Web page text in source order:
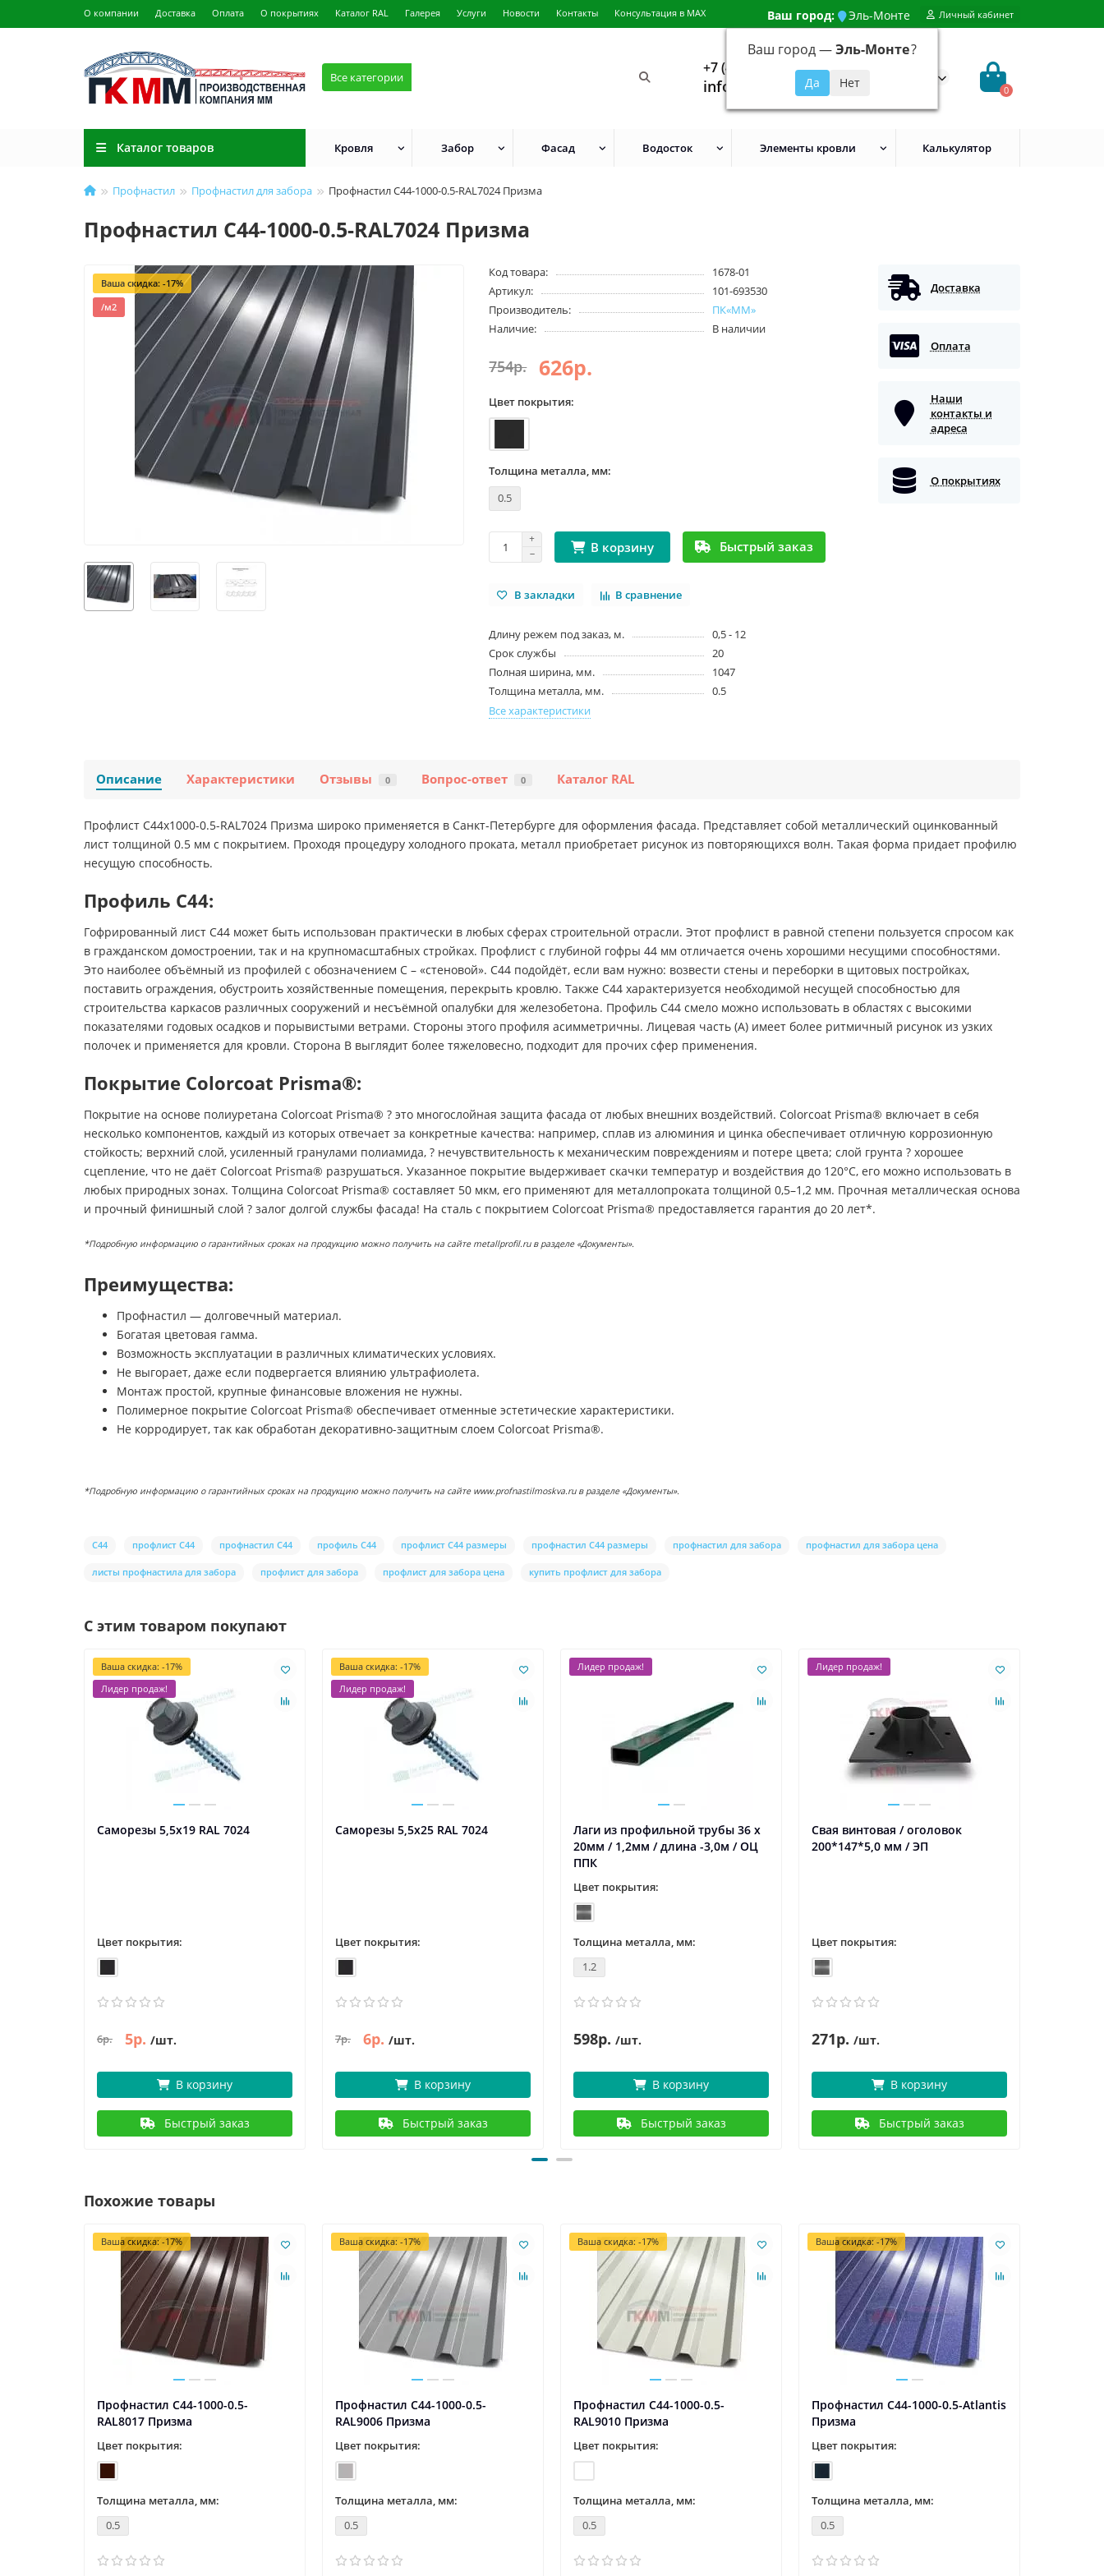
О компании Доставка Оплата О покрытиях Каталог RAL Галерея Услуги Новости Контакты Консультация в MAX Ваш город: Эль-Монте
Ваш город —Эль-Монте?
Личный кабинет
Все категории
+7 (499) 648-92-94
info@evroshtaketnikmoskva.ru 0
Каталог товаров Кровля Забор Фасад Водосток Элементы кровли Калькулятор
Профнастил Профнастил для забора Профнастил С44-1000-0.5-RAL7024 Призма
Профнастил С44-1000-0.5-RAL7024 Призма
Ваша скидка: -17%
/м2
Код товара:
1678-01
Артикул:
101-693530
Производитель:
ПК«ММ»
Наличие:
В наличии
754р. 626р.
Цвет покрытия:
Толщина металла, мм:
0.5
В корзину Быстрый заказ
В закладки В сравнение
Длину режем под заказ, м.
0,5 - 12
Срок службы
20
Полная ширина, мм.
1047
Толщина металла, мм.
0.5
Все характеристики
Доставка
Оплата
Наши
контакты и
адреса
О покрытиях
Описание Характеристики Отзывы 0 Вопрос-ответ 0 Каталог RAL
Профлист С44х1000-0.5-RAL7024 Призма широко применяется в Санкт-Петербурге для оформления фасада. Представляет собой металлический оцинкованный
лист толщиной 0.5 мм с покрытием. Проходя процедуру холодного проката, металл приобретает рисунок из повторяющихся волн. Такая форма придает профилю
несущую способность.
Профиль С44:
Гофрированный лист С44 может быть использован практически в любых сферах строительной отрасли. Этот профлист в равной степени пользуется спросом как
в гражданском домостроении, так и на крупномасштабных стройках. Профлист с глубиной гофры 44 мм отличается очень хорошими несущими способностями.
Это наиболее объёмный из профилей с обозначением С – «стеновой». С44 подойдёт, если вам нужно: возвести стены и переборки в щитовых постройках,
поставить ограждения, обустроить хозяйственные помещения, перекрыть кровлю. Также С44 характеризуется необходимой несущей способностью для
строительства каркасов различных сооружений и несъёмной опалубки для железобетона. Профиль С44 смело можно использовать в областях с высокими
показателями годовых осадков и порывистыми ветрами. Стороны этого профиля асимметричны. Лицевая часть (А) имеет более ритмичный рисунок из узких
полочек и применяется для кровли. Сторона В выглядит более тяжеловесно, подходит для прочих сфер применения.
Покрытие Colorcoat Prisma®:
Покрытие на основе полиуретана Colorcoat Prisma® ? это многослойная защита фасада от любых внешних воздействий. Colorcoat Prisma® включает в себя
несколько компонентов, каждый из которых отвечает за конкретные качества: например, сплав из алюминия и цинка обеспечивает отличную коррозионную
стойкость; верхний слой, усиленный гранулами полиамида, ? нечувствительность к механическим повреждениям и потере цвета; слой грунта ? хорошее
сцепление, что не даёт Colorcoat Prisma® разрушаться. Указанное покрытие выдерживает скачки температур и воздействия до 120°С, его можно использовать в
любых природных зонах. Толщина Colorcoat Prisma® составляет 50 мкм, его применяют для металлопроката толщиной 0,5–1,2 мм. Прочная металлическая основа
и прочный финишный слой ? залог долгой службы фасада! На сталь с покрытием Colorcoat Prisma® предоставляется гарантия до 20 лет*.
*Подробную информацию о гарантийных сроках на продукцию можно получить на сайте metallprofil.ru в разделе «Документы».
Преимущества:
Профнастил — долговечный материал.
Богатая цветовая гамма.
Возможность эксплуатации в различных климатических условиях.
Не выгорает, даже если подвергается влиянию ультрафиолета.
Монтаж простой, крупные финансовые вложения не нужны.
Полимерное покрытие Colorcoat Prisma® обеспечивает отменные эстетические характеристики.
Не корродирует, так как обработан декоративно-защитным слоем Colorcoat Prisma®.
*Подробную информацию о гарантийных сроках на продукцию можно получить на сайте www.profnastilmoskva.ru в разделе «Документы».
С44 профлист С44 профнастил С44 профиль С44 профлист С44 размеры профнастил С44 размеры профнастил для забора профнастил для забора цена
листы профнастила для забора профлист для забора профлист для забора цена купить профлист для забора
С этим товаром покупают
Ваша скидка: -17%
Лидер продаж!
Саморезы 5,5х19 RAL 7024
Цвет покрытия:
6р. 5р. /шт.
В корзину
Быстрый заказ
Ваша скидка: -17%
Лидер продаж!
Саморезы 5,5х25 RAL 7024
Цвет покрытия:
7р. 6р. /шт.
В корзину
Быстрый заказ
Лидер продаж!
Лаги из профильной трубы 36 х
20мм / 1,2мм / длина -3,0м / ОЦ
ППК
Цвет покрытия:
Толщина металла, мм:
1.2
598р. /шт.
В корзину
Быстрый заказ
Лидер продаж!
Свая винтовая / оголовок
200*147*5,0 мм / ЭП
Цвет покрытия:
271р. /шт.
В корзину
Быстрый заказ
Похожие товары
Ваша скидка: -17%
Профнастил С44-1000-0.5-
RAL8017 Призма
Цвет покрытия:
Толщина металла, мм:
0.5
Ваша скидка: -17%
Профнастил С44-1000-0.5-
RAL9006 Призма
Цвет покрытия:
Толщина металла, мм:
0.5
Ваша скидка: -17%
Профнастил С44-1000-0.5-
RAL9010 Призма
Цвет покрытия:
Толщина металла, мм:
0.5
Ваша скидка: -17%
Профнастил С44-1000-0.5-Atlantis
Призма
Цвет покрытия:
Толщина металла, мм:
0.5